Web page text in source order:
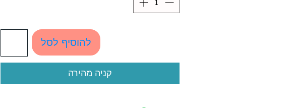
להוסיף לסל
קניה מהירה